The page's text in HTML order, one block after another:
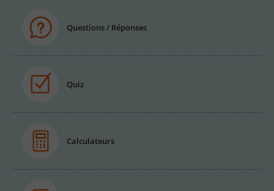
Questions / Réponses
Quiz
Calculateurs